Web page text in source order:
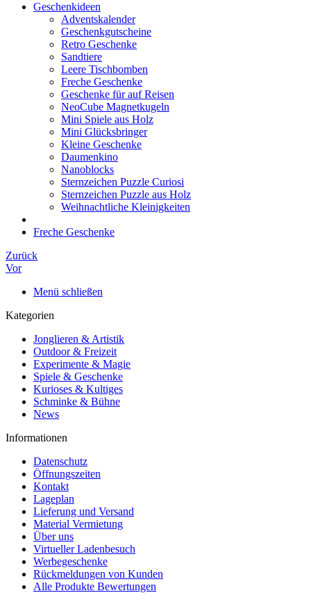
Geschenkideen
Adventskalender
Geschenkgutscheine
Retro Geschenke
Sandtiere
Leere Tischbomben
Freche Geschenke
Geschenke für auf Reisen
NeoCube Magnetkugeln
Mini Spiele aus Holz
Mini Glücksbringer
Kleine Geschenke
Daumenkino
Nanoblocks
Sternzeichen Puzzle Curiosi
Sternzeichen Puzzle aus Holz
Weihnachtliche Kleinigkeiten
Freche Geschenke
Zurück
Vor
Menü schließen
Kategorien
Jonglieren & Artistik
Outdoor & Freizeit
Experimente & Magie
Spiele & Geschenke
Kurioses & Kultiges
Schminke & Bühne
News
Informationen
Datenschutz
Öffnungszeiten
Kontakt
Lageplan
Lieferung und Versand
Material Vermietung
Über uns
Virtueller Ladenbesuch
Werbegeschenke
Rückmeldungen von Kunden
Alle Produkte Bewertungen